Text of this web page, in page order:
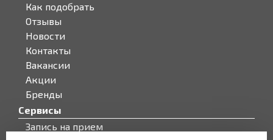
Как подобрать
Отзывы
Новости
Контакты
Вакансии
Акции
Бренды
Сервисы
Запись на прием